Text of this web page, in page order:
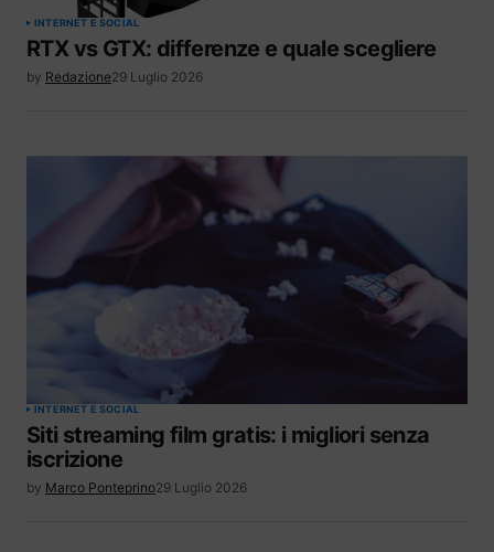
INTERNET E SOCIAL
RTX vs GTX: differenze e quale scegliere
by Redazione29 Luglio 2026
INTERNET E SOCIAL
Siti streaming film gratis: i migliori senza
iscrizione
by Marco Ponteprino29 Luglio 2026